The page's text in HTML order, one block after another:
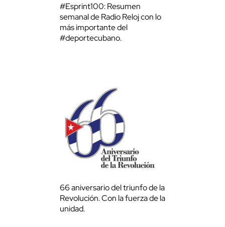
#Esprint100: Resumen
semanal de Radio Reloj con lo
más importante del
#deportecubano.
66 aniversario del triunfo de la
Revolución. Con la fuerza de la
unidad.